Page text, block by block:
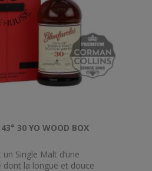
30 YO WOOD BOX
Single Malt d’une
la longue et douce